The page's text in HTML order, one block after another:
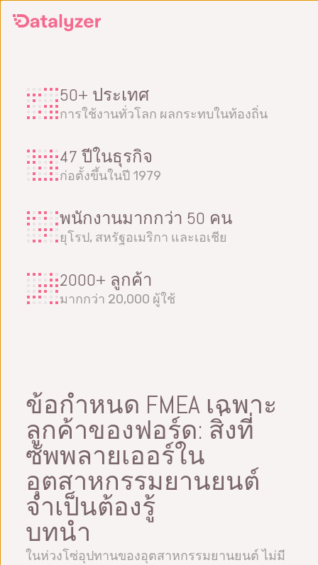
50+ ประเทศ
การใช้งานทั่วโลก ผลกระทบในท้องถิ่น
47 ปีในธุรกิจ
ก่อตั้งขึ้นในปี 1979
พนักงานมากกว่า 50 คน
ยุโรป, สหรัฐอเมริกา และเอเชีย
2000+ ลูกค้า
มากกว่า 20,000 ผู้ใช้
ข้อกำหนด FMEA เฉพาะ
ลูกค้าของฟอร์ด: สิ่งที่
ซัพพลายเออร์ใน
อุตสาหกรรมยานยนต์
จำเป็นต้องรู้
บทนำ
ในห่วงโซ่อุปทานของอุตสาหกรรมยานยนต์ ไม่มี